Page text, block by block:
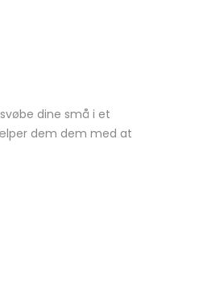
dine små i et
dem dem med at